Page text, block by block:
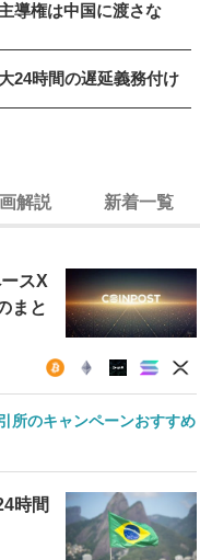
導権は中国に渡さな
24時間の遅延義務付け
解説 新着一覧
スX
まと
所のキャンペーンおすすめ
時間